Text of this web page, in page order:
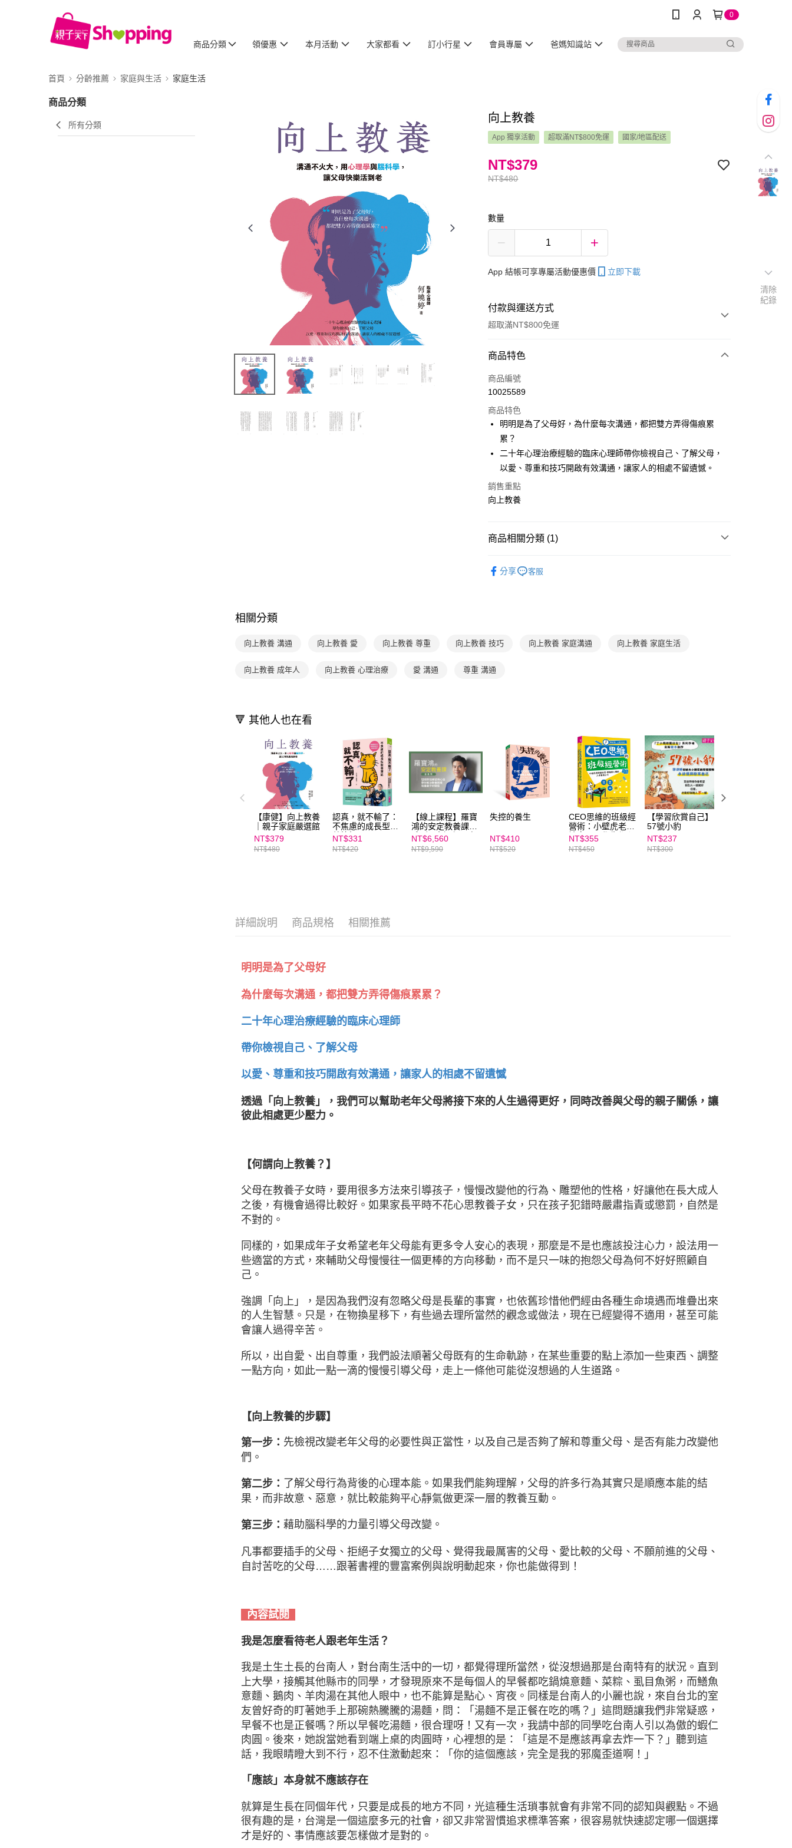
0
商品分類 領優惠 本月活動 大家都看 訂小行星 會員專屬 爸媽知識站
首頁 分齡推薦 家庭與生活 家庭生活
商品分類
所有分類
向上教養
App 獨享活動 超取滿NT$800免運 國家/地區配送
NT$480
NT$379
數量
App 結帳可享專屬活動優惠價 立即下載
付款與運送方式
超取滿NT$800免運
付款方式
信用卡一次付款
Apple Pay
大哥付你分期
相關說明
【大哥付你分期使用說明】
2.付款方式選擇「大哥付你分期」，訂單成立後會自動跳轉到大哥付的交易
流程，驗證手機門號後，選擇欲分期的期數、繳款截止日，確認付款後即
消。如遇「轉專審核」未通過狀況，表示未達大哥付你分期系統評分，恕
1.分期款項不併入電信帳單，「大哥付你分期」於每月結算日後寄送繳費提
用戶於交易時，得透過本服務購買商品或服務，並由商店將買賣／分期付
2.基於同意付款使用「大哥付你分期」之契約關係目的，商店將以您的個人
相關說明
【關於「AFTEE先享後付」】
１．簡單：不需註冊會員、不需綁卡、不需儲值。
２．便利：只要手機號碼，簡訊認證，即可結帳。
【「AFTEE先享後付」結帳流程】
※ 請注意：結帳手續完成當下不需立刻繳費，但若您需要取消訂單，請聯
※ 交易是否成功請以「AFTEE先享後付 」之結帳頁面顯示為準，若有關於
交易，需依本服務之必要範圍內提供個人資料，並將交易相關給付款項請
求債權轉讓予恩沛科技股份有限公司。
２．關於個人資料處理事宜，請瀏覽以下網址：
https://aftee.tw/terms/#terms3
３．未成年的使用者請事先徵得法定代理人或監護人之同意方可使用
「AFTEE先享後付」，若未經同意申辦者引起之損失，本公司不負相關責
任。
４．使用「AFTEE先享後付」時，將依據個別帳號之用戶狀況，依本公司
即時審查核予不同之上限額度；若仍有額度不足之情形，本公司將視審查
結果請求用戶進行身份認證。
５．嚴禁一人註冊多個帳號或使用他人資訊註冊。若發現惡意使用之情
形，恩沛科技股份有限公司將有權停止該用戶之使用額度並採取法律行
付款後全家取貨
國內宅配/郵寄 (不適用離島、海外及郵局i郵箱)
商品特色
商品編號
10025589
商品特色
明明是為了父母好，為什麼每次溝通，都把雙方弄得傷痕累
累？
二十年心理治療經驗的臨床心理師帶你檢視自己、了解父母，
以愛、尊重和技巧開啟有效溝通，讓家人的相處不留遺憾。
銷售重點
向上教養
商品相關分類 (1)
分享
客服
相關分類
向上教養 溝通 向上教養 愛 向上教養 尊重 向上教養 技巧 向上教養 家庭溝通 向上教養 家庭生活
向上教養 成年人 向上教養 心理治療 愛 溝通 尊重 溝通
🔻 其他人也在看
【康健】向上教養
｜親子家庭嚴選館
NT$379
NT$480
認真，就不輸了：
不焦慮的成長型教
養筆記
NT$331
NT$420
【線上課程】羅寶
鴻的安定教養課全
系列:3大課程一次
擁有，帶你解決教
養困境，培養親子
NT$6,560
NT$9,590
失控的養生
NT$410
NT$520
CEO思維的班級經
營術：小壁虎老師
讓家長、學生都心
服的人才養成心法
NT$355
NT$450
【學習欣賞自己】
57號小豹
NT$237
NT$300
詳細說明 商品規格 相關推薦
明明是為了父母好
為什麼每次溝通，都把雙方弄得傷痕累累？
二十年心理治療經驗的臨床心理師
帶你檢視自己、了解父母
以愛、尊重和技巧開啟有效溝通，讓家人的相處不留遺憾
透過「向上教養」，我們可以幫助老年父母將接下來的人生過得更好，同時改善與父母的親子關係，讓
彼此相處更少壓力。
【何謂向上教養？】
父母在教養子女時，要用很多方法來引導孩子，慢慢改變他的行為、雕塑他的性格，好讓他在長大成人
之後，有機會過得比較好。如果家長平時不花心思教養子女，只在孩子犯錯時嚴肅指責或懲罰，自然是
不對的。
同樣的，如果成年子女希望老年父母能有更多令人安心的表現，那麼是不是也應該投注心力，設法用一
些適當的方式，來輔助父母慢慢往一個更棒的方向移動，而不是只一味的抱怨父母為何不好好照顧自
己。
強調「向上」，是因為我們沒有忽略父母是長輩的事實，也依舊珍惜他們經由各種生命境遇而堆疊出來
的人生智慧。只是，在物換星移下，有些過去理所當然的觀念或做法，現在已經變得不適用，甚至可能
會讓人過得辛苦。
所以，出自愛、出自尊重，我們設法順著父母既有的生命軌跡，在某些重要的點上添加一些東西、調整
一點方向，如此一點一滴的慢慢引導父母，走上一條他可能從沒想過的人生道路。
【向上教養的步驟】
第一步： 先檢視改變老年父母的必要性與正當性，以及自己是否夠了解和尊重父母、是否有能力改變他
們。
第二步： 了解父母行為背後的心理本能。如果我們能夠理解，父母的許多行為其實只是順應本能的結
果，而非故意、惡意，就比較能夠平心靜氣做更深一層的教養互動。
第三步：藉助腦科學的力量引導父母改變。
凡事都要插手的父母、拒絕子女獨立的父母、覺得我最厲害的父母、愛比較的父母、不願前進的父母、
自討苦吃的父母……跟著書裡的豐富案例與說明動起來，你也能做得到！
內容試閱
我是怎麼看待老人跟老年生活？
我是土生土長的台南人，對台南生活中的一切，都覺得理所當然，從沒想過那是台南特有的狀況。直到
上大學，接觸其他縣市的同學，才發現原來不是每個人的早餐都吃鍋燒意麵、菜粽、虱目魚粥，而鱔魚
意麵、鵝肉、羊肉湯在其他人眼中，也不能算是點心、宵夜。同樣是台南人的小麗也說，來自台北的室
友曾好奇的盯著她手上那碗熱騰騰的湯麵，問：「湯麵不是正餐在吃的嗎？」這問題讓我們非常疑惑，
早餐不也是正餐嗎？所以早餐吃湯麵，很合理呀！又有一次，我請中部的同學吃台南人引以為傲的蝦仁
肉圓。後來，她說當她看到端上桌的肉圓時，心裡想的是：「這是不是應該再拿去炸一下？」聽到這
話，我眼睛瞪大到不行，忍不住激動起來：「你的這個應該，完全是我的邪魔歪道啊！」
「應該」本身就不應該存在
就算是生長在同個年代，只要是成長的地方不同，光這種生活瑣事就會有非常不同的認知與觀點。不過
很有趣的是，台灣是一個這麼多元的社會，卻又非常習慣追求標準答案，很容易就快速認定哪一個選擇
才是好的、事情應該要怎樣做才是對的。
清除
紀錄